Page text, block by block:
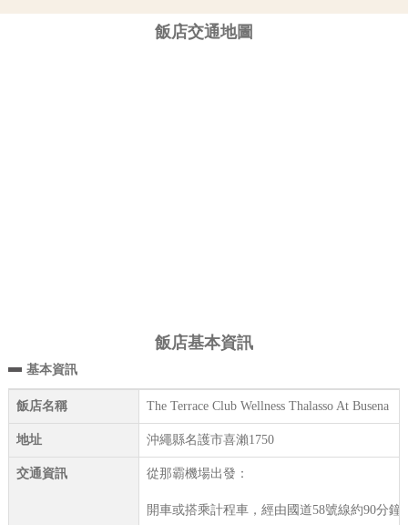
飯店交通地圖
飯店基本資訊
基本資訊
飯店名稱 The Terrace Club Wellness Thalasso At Busena
地址 沖繩縣名護市喜瀨1750
交通資訊 從那霸機場出發：
開車或搭乘計程車，經由國道58號線約90分鐘